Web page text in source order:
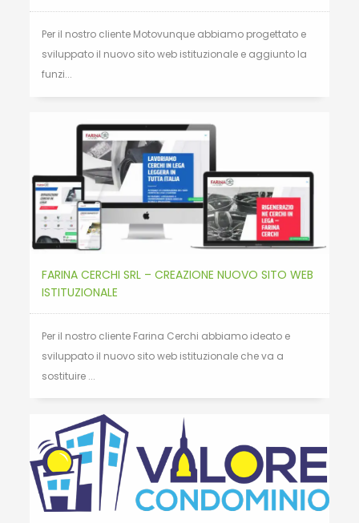
Per il nostro cliente Motovunque abbiamo progettato e
sviluppato il nuovo sito web istituzionale e aggiunto la
funzi...
FARINA CERCHI SRL – CREAZIONE NUOVO SITO WEB
ISTITUZIONALE
Per il nostro cliente Farina Cerchi abbiamo ideato e
sviluppato il nuovo sito web istituzionale che va a
sostituire ...